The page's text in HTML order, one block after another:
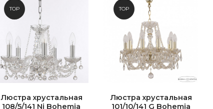
TOP
Люстра хрустальная
108/5/141 Ni Bohemia
TOP
Люстра хрустальная
101/10/141 G Bohemia